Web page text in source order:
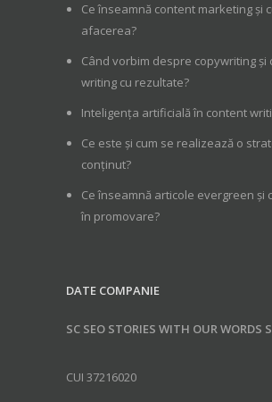
Ce înseamnă content marketing și
afacerea?
Când vorbim despre copywriting și
writing cu rezultate?
Inteligența artificială în content
Ce este și cum se realizează o
conținut?
Ce înseamnă articole evergreen și
în promovare?
DATE COMPANIE
SC SEO STORIES WITH OUR WORDS
CUI 37216020